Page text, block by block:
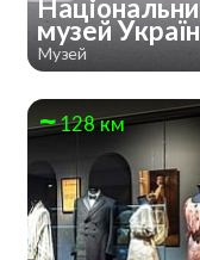
музей
Музей
128 км